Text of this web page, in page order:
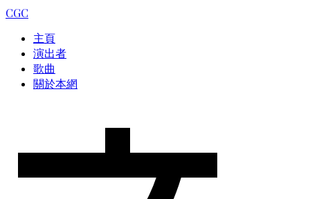
CGC
主頁
演出者
歌曲
關於本網